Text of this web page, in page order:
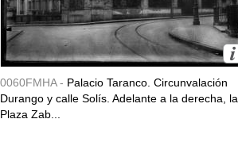
0060FMHA - Palacio Taranco. Circunvalación
Durango y calle Solís. Adelante a la derecha, la
Plaza Zab...